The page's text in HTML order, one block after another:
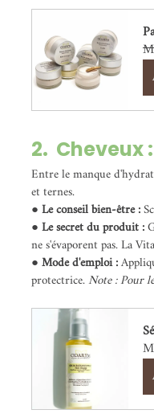
2.  Cheveux
Entre le manque
et ternes.
● Le conseil bien-être :
● Le secret du produit :
ne s'évaporent pas. La
● Mode d'emploi :
protectrice. Note : Pour